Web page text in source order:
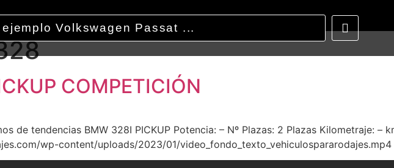
COMPETICIÓN
de tendencias BMW 328I PICKUP​ Potencia: – Nº Plazas: 2 Plazas Kilometraje: –
wp-content/uploads/2023/01/